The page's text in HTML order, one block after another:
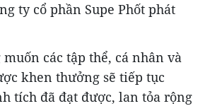
ty cổ phần Supe Phốt phát
các tập thể, cá nhân và
khen thưởng sẽ tiếp tục
tích đã đạt được, lan tỏa rộng